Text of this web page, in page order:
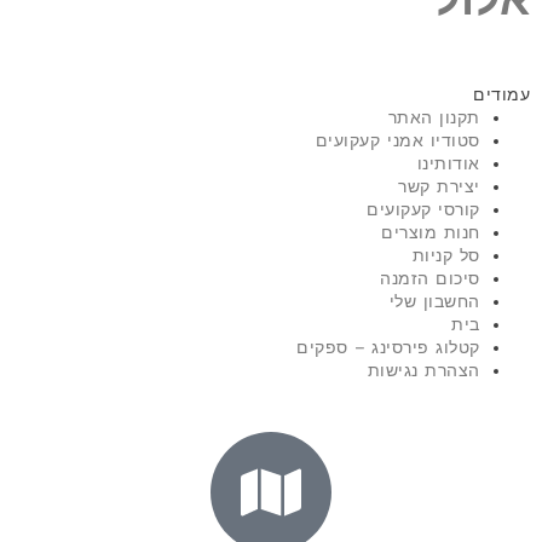
עמודים
תקנון האתר
סטודיו אמני קעקועים
אודותינו
יצירת קשר
קורסי קעקועים
חנות מוצרים
סל קניות
סיכום הזמנה
החשבון שלי
בית
קטלוג פירסינג – ספקים
הצהרת נגישות